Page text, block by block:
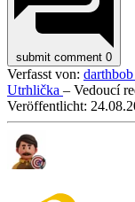
submit comment 0
Verfasst von: darthbob
Utrhlička – Vedoucí
Veröffentlicht: